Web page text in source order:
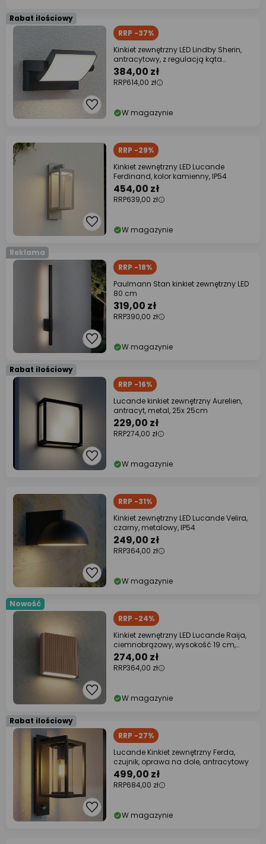
Rabat ilościowy
RRP -37%
Kinkiet zewnętrzny LED Lindby Sherin,
antracytowy, z regulacją kąta
nachylenia
384,00 zł
RRP614,00 zł
W magazynie
RRP -29%
Kinkiet zewnętrzny LED Lucande
Ferdinand, kolor kamienny, IP54
454,00 zł
RRP639,00 zł
W magazynie
Reklama
RRP -18%
Paulmann Stan kinkiet zewnętrzny LED
80 cm
319,00 zł
RRP390,00 zł
W magazynie
Rabat ilościowy
RRP -16%
Lucande kinkiet zewnętrzny Aurelien,
antracyt, metal, 25x 25cm
229,00 zł
RRP274,00 zł
W magazynie
RRP -31%
Kinkiet zewnętrzny LED Lucande Velira,
czarny, metalowy, IP54
249,00 zł
RRP364,00 zł
W magazynie
Nowość
RRP -24%
Kinkiet zewnętrzny LED Lucande Raija,
ciemnobrązowy, wysokość 19 cm,
CCT
274,00 zł
RRP364,00 zł
W magazynie
Rabat ilościowy
RRP -27%
Lucande Kinkiet zewnętrzny Ferda,
czujnik, oprawa na dole, antracytowy
499,00 zł
RRP684,00 zł
W magazynie